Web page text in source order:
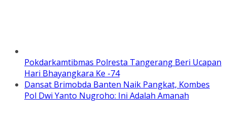
Pokdarkamtibmas Polresta Tangerang Beri Ucapan
Hari Bhayangkara Ke -74
Dansat Brimobda Banten Naik Pangkat, Kombes
Pol Dwi Yanto Nugroho: Ini Adalah Amanah